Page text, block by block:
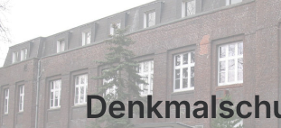
PROJEKTUNTERTEILUNGEN
ÜBER UNS
PRESSE